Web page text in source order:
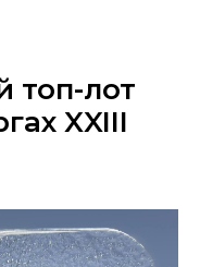
топ-лот
XXIII